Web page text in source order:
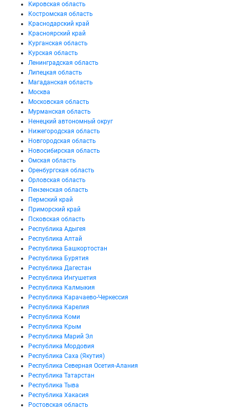
Кировская область
Костромская область
Краснодарский край
Красноярский край
Курганская область
Курская область
Ленинградская область
Липецкая область
Магаданская область
Москва
Московская область
Мурманская область
Ненецкий автономный округ
Нижегородская область
Новгородская область
Новосибирская область
Омская область
Оренбургская область
Орловская область
Пензенская область
Пермский край
Приморский край
Псковская область
Республика Адыгея
Республика Алтай
Республика Башкортостан
Республика Бурятия
Республика Дагестан
Республика Ингушетия
Республика Калмыкия
Республика Карачаево-Черкессия
Республика Карелия
Республика Коми
Республика Крым
Республика Марий Эл
Республика Мордовия
Республика Саха (Якутия)
Республика Северная Осетия-Алания
Республика Татарстан
Республика Тыва
Республика Хакасия
Ростовская область